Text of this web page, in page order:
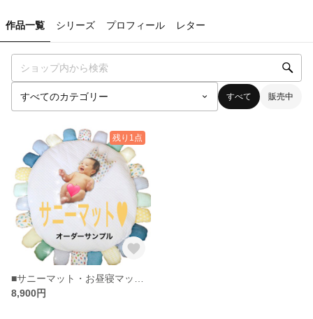
作品一覧 シリーズ プロフィール レター
すべて 販売中
残り1点
8,900円